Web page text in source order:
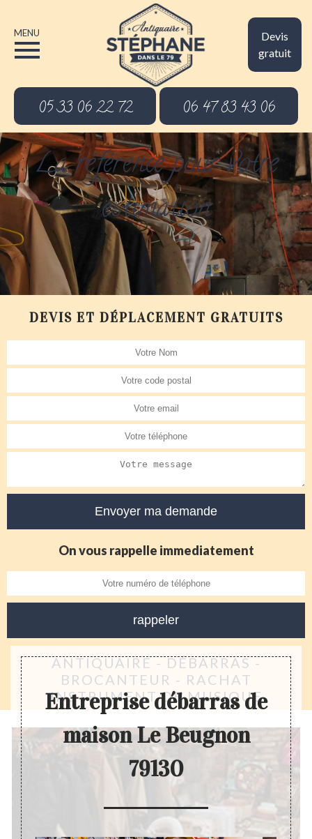
Devis
gratuit
MENU
05 33 06 22 72 06 47 83 43 06
La référence pour votre
estimation
DEVIS ET DÉPLACEMENT GRATUITS
On vous rappelle immediatement
ANTIQUAIRE - DÉBARRAS -
BROCANTEUR - RACHAT
INSTRUMENT DE MUSIQUE
Entreprise débarras de
maison Le Beugnon
79130